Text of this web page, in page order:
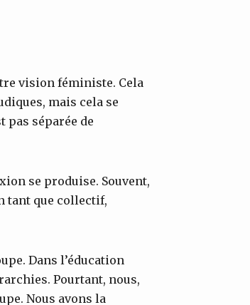
vision féministe. Cela
mais cela se
pas séparée de
se produise. Souvent,
tant que collectif,
Dans l’éducation
Pourtant, nous,
Nous avons la